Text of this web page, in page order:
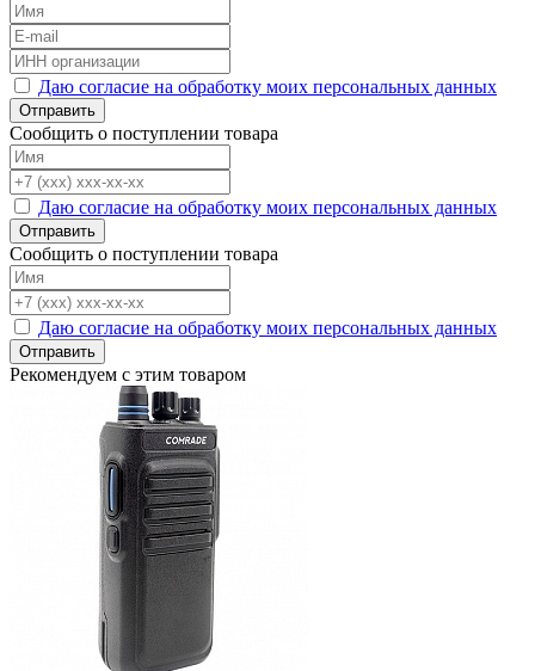
Даю согласие на обработку моих персональных данных
Отправить
Сообщить о поступлении товара
Даю согласие на обработку моих персональных данных
Отправить
Сообщить о поступлении товара
Даю согласие на обработку моих персональных данных
Отправить
Рекомендуем с этим товаром